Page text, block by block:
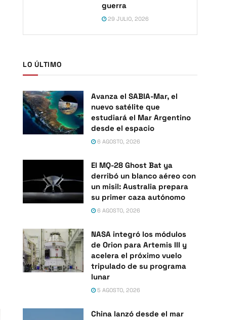
guerra
29 JULIO, 2026
LO ÚLTIMO
Avanza el SABIA-Mar, el
nuevo satélite que
estudiará el Mar Argentino
desde el espacio
6 AGOSTO, 2026
El MQ-28 Ghost Bat ya
derribó un blanco aéreo con
un misil: Australia prepara
su primer caza autónomo
6 AGOSTO, 2026
NASA integró los módulos
de Orion para Artemis III y
acelera el próximo vuelo
tripulado de su programa
lunar
5 AGOSTO, 2026
China lanzó desde el mar